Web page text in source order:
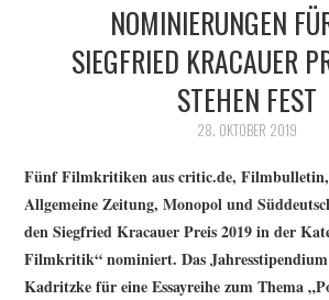
VORSTAND UND BEIRAT
MITGLIED WERDEN
MITGLIEDSBEITRAG /
NOMINIERUNGEN
SIEGFRIED KRACAUER
STEHEN FEST
28. OKTOBER 2019
Fünf Filmkritiken aus critic.de,
Allgemeine Zeitung, Monopol und
den Siegfried Kracauer Preis 2019 in der
Filmkritik“ nominiert. Das
Kadritzke für eine Essayreihe zum Thema